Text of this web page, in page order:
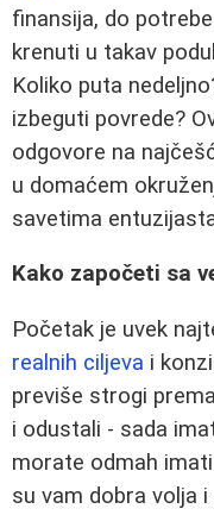
finansija, do
krenuti u takav
Koliko puta
izbeguti povrede?
odgovore na
u domaćem
savetima
Kako započeti sa
Početak je uvek
realnih ciljeva i
previše strogi
i odustali - sada
morate odmah
su vam dobra volja